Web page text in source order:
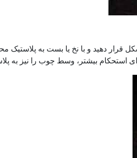
قرار دهید و با نخ یا بست به پلاستیک
استحکام بیشتر، وسط چوب را نیز به